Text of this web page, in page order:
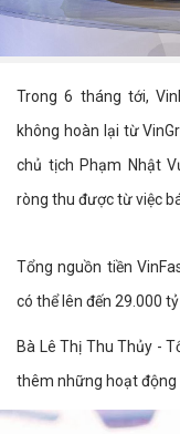
Trong 6 tháng tới,
không hoàn lại từ
chủ tịch Phạm Nhật
ròng thu được từ việc
Tổng nguồn tiền
có thể lên đến 29.000
Bà Lê Thị Thu Thủy -
thêm những hoạt động